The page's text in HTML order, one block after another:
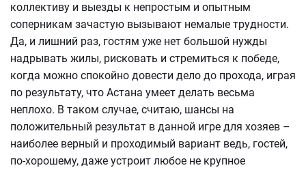
коллективу и выезды к непростым и опытным
соперникам зачастую вызывают немалые трудности.
Да, и лишний раз, гостям уже нет большой нужды
надрывать жилы, рисковать и стремиться к победе,
когда можно спокойно довести дело до прохода, играя
по результату, что Астана умеет делать весьма
неплохо. В таком случае, считаю, шансы на
положительный результат в данной игре для хозяев –
наиболее верный и проходимый вариант ведь, гостей,
по-хорошему, даже устроит любое не крупное